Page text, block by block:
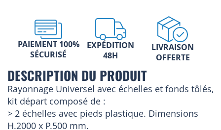
PAIEMENT 100%
SÉCURISÉ
EXPÉDITION
48H
LIVRAISON
OFFERTE
DESCRIPTION DU PRODUIT
Rayonnage Universel avec échelles et fonds tôlés,
kit départ composé de :
> 2 échelles avec pieds plastique. Dimensions
H.2000 x P.500 mm.